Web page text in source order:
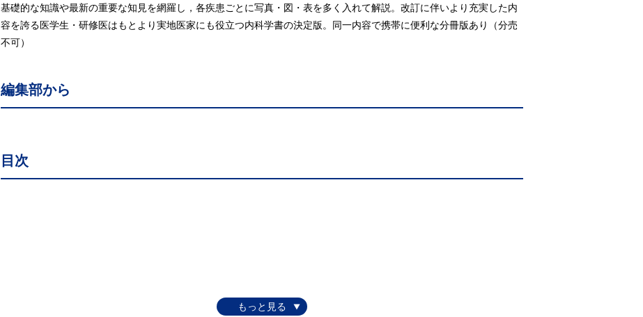
基礎的な知識や最新の重要な知見を網羅し，各疾患ごとに写真・図・表を多く入れて解説。改訂に伴いより充実した内
容を誇る医学生・研修医はもとより実地医家にも役立つ内科学書の決定版。同一内容で携帯に便利な分冊版あり（分売
不可）
編集部から
目次